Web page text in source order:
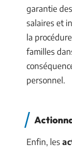
garantie
salaires et
la
familles
personnel.
Enfin, les